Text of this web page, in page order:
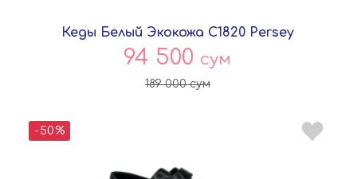
Кеды Белый Экокожа C1820 Persey
94 500 сум
189 000сум
-50%